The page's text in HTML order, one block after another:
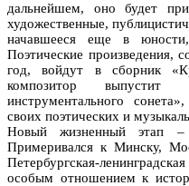
дальнейшем, оно будет
художественные,
начавшееся еще в
Поэтические произведения,
год, войдут в сборник
композитор выпустит
инструментального
своих поэтических и
Новый жизненный этап –
Примеривался к Минску,
Петербургская-
особым отношением к